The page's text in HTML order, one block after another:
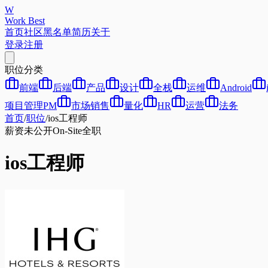
W
Work Best
首页社区黑名单简历关于
登录注册
职位分类
前端
后端 产品 设计 全栈 运维 Android
项目管理PM
市场销售 量化 HR 运营
法务
首页/职位/ios工程师
薪资未公开On-Site全职
ios工程师